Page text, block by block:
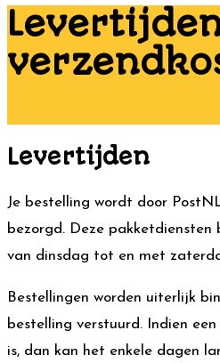
Levertijden
Je bestelling wordt door
bezorgd. Deze pakketdiensten
van dinsdag tot en met
Bestellingen worden uiterlijk
bestelling verstuurd. Indien
is, dan kan het enkele dagen